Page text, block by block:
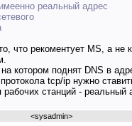
реальный адрес
что рекоментует MS, а не
котором поднят DNS в
tcp/ip нужно
рабочих станций - реальный
<sysadmin>